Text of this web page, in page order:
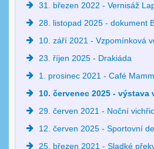
31. březen 2022 - Vernisáž
28. listopad 2025 - dokument
10. září 2021 - Vzpomínková
23. říjen 2025 - Drakiáda
1. prosinec 2021 - Café
10. červenec 2025 -
29. červen 2021 - Noční
12. červen 2025 - Sportovní
25. březen 2021 - Sladké